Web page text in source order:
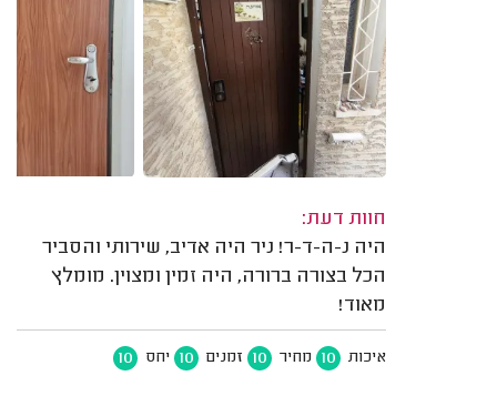
חוות דעת:
היה נ-ה-ד-ר! ניר היה אדיב, שירותי והסביר
הכל בצורה ברורה, היה זמין ומצוין. מומלץ
מאוד!
איכות 10 מחיר 10 זמנים 10 יחס 10